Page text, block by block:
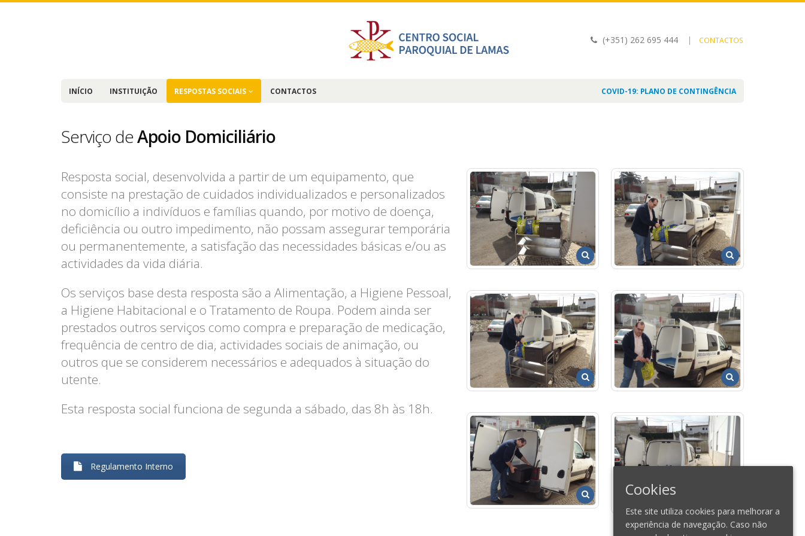
(+351) 262 695 444 | CONTACTOS
INÍCIO INSTITUIÇÃO RESPOSTAS SOCIAIS CONTACTOS COVID-19: PLANO DE CONTINGÊNCIA
Serviço deApoio Domiciliário
Resposta social, desenvolvida a partir de um equipamento, que
consiste na prestação de cuidados individualizados e personalizados
no domicílio a indivíduos e famílias quando, por motivo de doença,
deficiência ou outro impedimento, não possam assegurar temporária
ou permanentemente, a satisfação das necessidades básicas e/ou as
actividades da vida diária.
Os serviços base desta resposta são a Alimentação, a Higiene Pessoal,
a Higiene Habitacional e o Tratamento de Roupa. Podem ainda ser
prestados outros serviços como compra e preparação de medicação,
frequência de centro de dia, actividades sociais de animação, ou
outros que se considerem necessários e adequados à situação do
utente.
Esta resposta social funciona de segunda a sábado, das 8h às 18h.
Regulamento Interno
Cookies
Este site utiliza cookies para melhorar a
experiência de navegação. Caso não